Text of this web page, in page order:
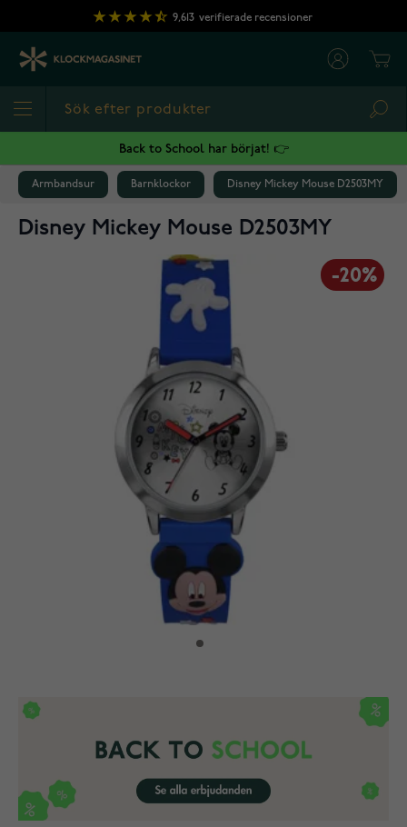
Hoppa till innehållet
9,613 verifierade recensioner
Back to School har börjat! 👉
Armbandsur Barnklockor Disney Mickey Mouse D2503MY
Disney Mickey Mouse D2503MY
-20%